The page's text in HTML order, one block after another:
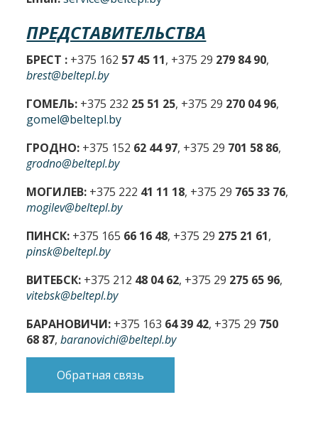
ПРЕДСТАВИТЕЛЬСТВА
БРЕСТ : +375 162 57 45 11, +375 29 279 84 90,
brest@beltepl.by
ГОМЕЛЬ: +375 232 25 51 25, +375 29 270 04 96,
gomel@beltepl.by
ГРОДНО: +375 152 62 44 97, +375 29 701 58 86,
grodno@beltepl.by
МОГИЛЕВ: +375 222 41 11 18, +375 29 765 33 76,
mogilev@beltepl.by
ПИНСК: +375 165 66 16 48, +375 29 275 21 61,
pinsk@beltepl.by
ВИТЕБСК: +375 212 48 04 62, +375 29 275 65 96,
vitebsk@beltepl.by
БАРАНОВИЧИ: +375 163 64 39 42, +375 29 750
68 87,baranovichi@beltepl.by
Обратная связь